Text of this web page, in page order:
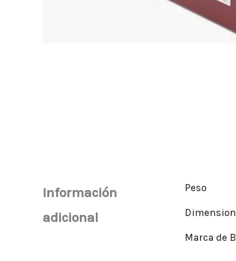
Información
adicional
Peso
Marca de